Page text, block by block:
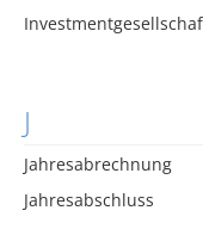
J
Jahresabrechnung
Jahresabschluss